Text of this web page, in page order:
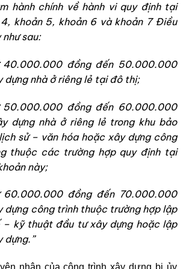
hành chính về hành vi quy định tại
khoản 5, khoản 6 và khoản 7 Điều
như sau:
đồng đến 50.000.000
dựng nhà ở riêng lẻ tại đô thị;
đồng đến 60.000.000
dựng nhà ở riêng lẻ trong khu bảo
sử – văn hóa hoặc xây dựng công
thuộc các trường hợp quy định tại
này;
đồng đến 70.000.000
dựng công trình thuộc trường hợp lập
kỹ thuật đầu tư xây dựng hoặc lập
dựng.”